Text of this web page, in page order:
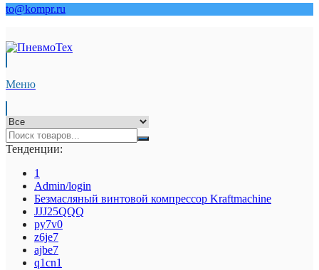
to@kompr.ru
Меню
Тенденции:
1
Admin/login
Безмасляный винтовой компрессор Kraftmaсhine
JJJ25QQQ
py7v0
z6je7
ajbe7
q1cn1